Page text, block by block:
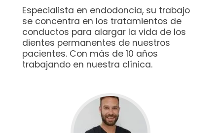
Especialista en endodoncia, su trabajo
se concentra en los tratamientos de
conductos para alargar la vida de los
dientes permanentes de nuestros
pacientes. Con más de 10 años
trabajando en nuestra clínica.